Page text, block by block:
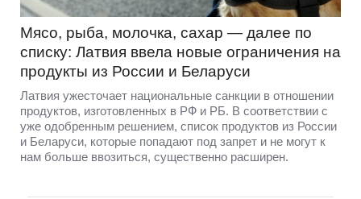
Мясо, рыба, молочка, сахар — далее по
списку: Латвия ввела новые ограничения на
продукты из России и Беларуси
Латвия ужесточает национальные санкции в отношении
продуктов, изготовленных в РФ и РБ. В соответствии с
уже одобренным решением, список продуктов из России
и Беларуси, которые попадают под запрет и не могут к
нам больше ввозиться, существенно расширен.